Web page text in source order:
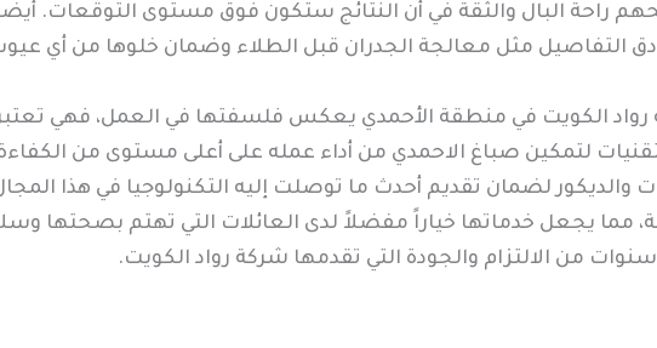
راحة البال والثقة في أن النتائج ستكون فوق مستوى التوقعات.
التفاصيل مثل معالجة الجدران قبل الطلاء وضمان خلوها من أي عيوب
رواد الكويت في منطقة الأحمدي يعكس فلسفتها في العمل، فهي
لتمكين صباغ الاحمدي من أداء عمله على أعلى مستوى من
والديكور لضمان تقديم أحدث ما توصلت إليه التكنولوجيا في هذا
مما يجعل خدماتها خياراً مفضلاً لدى العائلات التي تهتم بصحتها
من الالتزام والجودة التي تقدمها شركة رواد الكويت.